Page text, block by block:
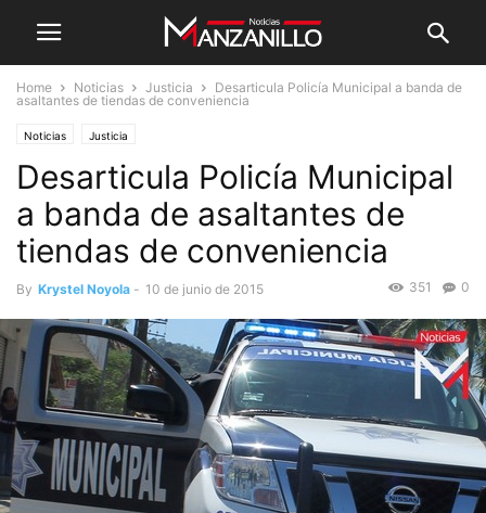
Home Noticias Justicia
Desarticula Policía Municipal a banda de
asaltantes de tiendas de conveniencia
Noticias Justicia
Desarticula Policía Municipal
a banda de asaltantes de
tiendas de conveniencia
By Krystel Noyola - 10 de junio de 2015 0
351